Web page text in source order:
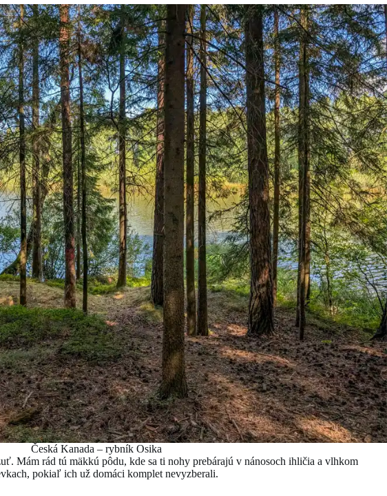
Česká Kanada – rybník Osika
Mám rád tú mäkkú pôdu, kde sa ti nohy prebárajú v nánosoch ihličia a vlhkom
pokiaľ ich už domáci komplet nevyzberali.